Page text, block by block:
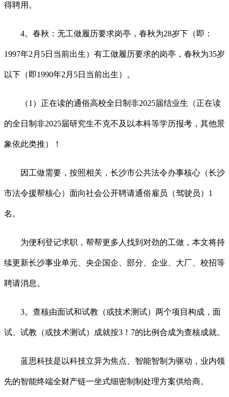
得聘用。
4。春秋：无工做履历要求岗亭，春秋为28岁下（即：
1997年2月5日当前出生）有工做履历要求的岗亭，春秋为35岁
以下（即1990年2月5日当前出生）。
（1）正在读的通俗高校全日制非2025届结业生（正在读
的全日制非2025届研究生不克不及以本科等学历报考，其他景
象依此类推）！
因工做需要，按照相关，长沙市公共法令办事核心（长沙
市法令援帮核心）面向社会公开聘请通俗雇员（驾驶员）1
名。
为便利登记求职，帮帮更多人找到对劲的工做，本文将持
续更新长沙事业单元、央企国企、部分、企业、大厂、校招等
聘请消息。
3。查核由面试和试教（或技术测试）两个项目构成，面
试、试教（或技术测试）成就按3！7的比例合成为查核成就。
蓝思科技是以科技立异为焦点、智能智制为驱动，业内领
先的智能终端全财产链一坐式细密制制处理方案供给商。